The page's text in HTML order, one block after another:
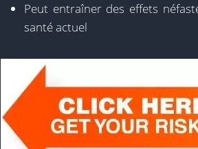
Peut entraîner des effets
santé actuel